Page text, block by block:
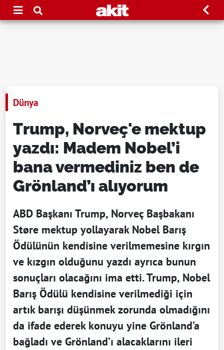
Dünya
Trump, Norveç'e mektup
yazdı: Madem Nobel’i
bana vermediniz ben de
Grönland’ı alıyorum
ABD Başkanı Trump, Norveç Başbakanı
Støre mektup yollayarak Nobel Barış
Ödülünün kendisine verilmemesine kırgın
ve kızgın olduğunu yazdı ayrıca bunun
sonuçları olacağını ima etti. Trump, Nobel
Barış Ödülü kendisine verilmediği için
artık barışı düşünmek zorunda olmadığını
da ifade ederek konuyu yine Grönland’a
bağladı ve Grönland’ı alacaklarını ileri